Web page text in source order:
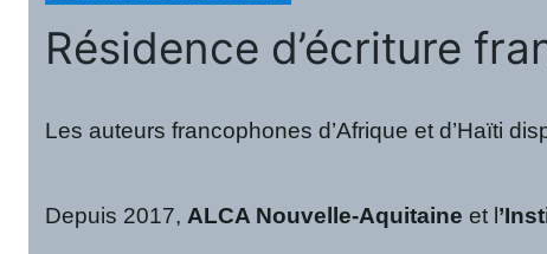
Résidence d’écriture
Les auteurs francophones d’Afrique et d’Haïti
Depuis 2017, ALCA Nouvelle-Aquitaine et l